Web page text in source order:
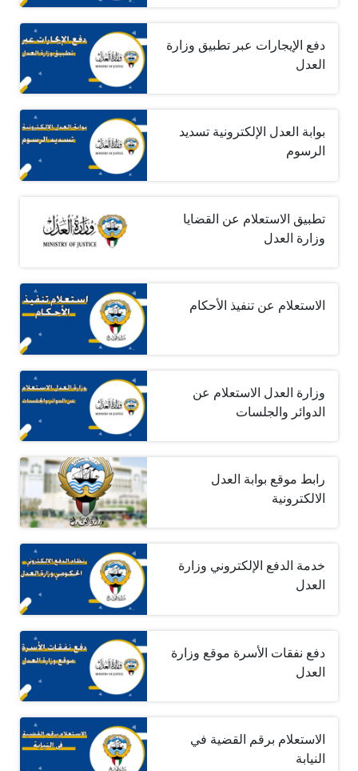
دفع الإيجارات عبر تطبيق وزارة
العدل
بوابة العدل الإلكترونية تسديد
الرسوم
تطبيق الاستعلام عن القضايا
وزارة العدل
الاستعلام عن تنفيذ الأحكام
وزارة العدل الاستعلام عن
الدوائر والجلسات
رابط موقع بوابة العدل
الالكترونية
خدمة الدفع الإلكتروني وزارة
العدل
دفع نفقات الأسرة موقع وزارة
العدل
الاستعلام برقم القضية في
النيابة